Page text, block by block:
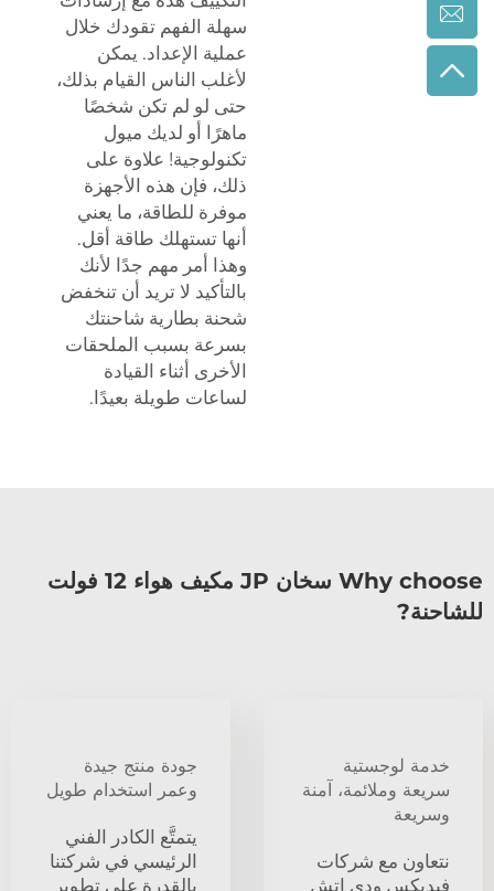
سهلة الفهم تقودك خلال
عملية الإعداد. يمكن
لأغلب الناس القيام بذلك،
حتى لو لم تكن شخصًا
ماهرًا أو لديك ميول
تكنولوجية! علاوة على
ذلك، فإن هذه الأجهزة
موفرة للطاقة، ما يعني
أنها تستهلك طاقة أقل.
وهذا أمر مهم جدًا لأنك
بالتأكيد لا تريد أن تنخفض
شحنة بطارية شاحنتك
بسرعة بسبب الملحقات
الأخرى أثناء القيادة
لساعات طويلة بعيدًا.
Why choose سخان JP مكيف هواء 12 فولت
للشاحنة?
خدمة لوجستية
سريعة وملائمة، آمنة
وسريعة
نتعاون مع شركات
فيديكس ودي إتش
جودة منتج جيدة
وعمر استخدام طويل
يتمتَّع الكادر الفني
الرئيسي في شركتنا
بالقدرة على تطوير